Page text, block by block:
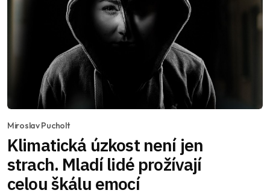
Miroslav Pucholt
Klimatická úzkost není jen
strach. Mladí lidé prožívají
celou škálu emocí